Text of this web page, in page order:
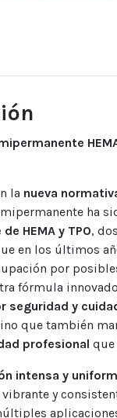
la nueva
ha
HEMA y TPO, dos
en los últimos
por
fórmula
seguridad y
que también
profesional que
intensa y
y